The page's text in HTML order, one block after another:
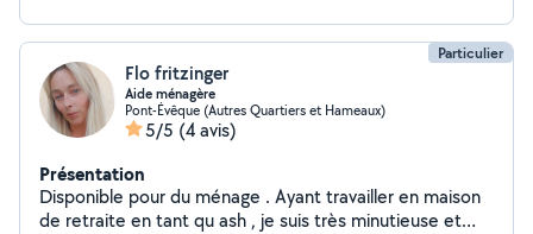
Particulier
Flo fritzinger
Aide ménagère
Pont-Évêque (Autres Quartiers et Hameaux)
5/5 (4 avis)
Présentation
Disponible pour du ménage . Ayant travailler en maison
de retraite en tant qu ash , je suis très minutieuse et